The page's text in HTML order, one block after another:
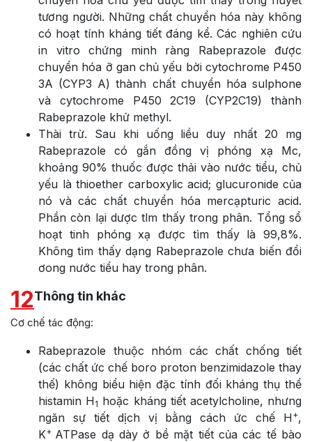
tương người. Những chất chuyển hóa này không
có hoạt tính kháng tiết đáng kể. Các nghiên cứu
in vitro chứng minh ràng Rabeprazole được
chuyển hóa ỡ gan chủ yếu bời cytochrome P450
3A (CYP3 A) thành chất chuyển hóa sulphone
và cytochrome P450 2C19 (CYP2C19) thành
Rabeprazole khử methyl.
Thài trừ. Sau khi uống liều duy nhất 20 mg
Rabeprazole có gắn đồng vị phóng xạ Mc,
khoảng 90% thuốc được thải vào nước tiểu, chủ
yếu là thioether carboxylic acid; glucuronide của
nó và các chất chuyển hóa mercạpturic acid.
Phần còn lại dược tlm thấy trong phân. Tổng sổ
hoạt tinh phóng xạ được tìm thấy là 99,8%.
Không tìm thấy dạng Rabeprazole chưa biến đổi
ơong nước tiểu hay trong phân.
12Thông tin khác
Cơ chế tác động:
Rabeprazole thuộc nhóm các chất chống tiết
(các chất ức chế boro proton benzimidazole thay
thế) không biểu hiện đặc tính đối kháng thụ thể
histamin H1 hoặc kháng tiết acetylcholine, nhưng
ngăn sự tiết dịch vị bằng cách ức chế H+,
K+ ATPase dạ dày ở bề mặt tiết của các tế bào